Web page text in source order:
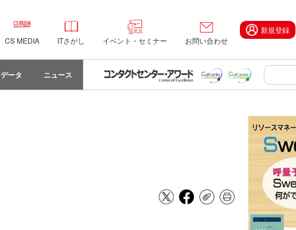
CS MEDIA ITさがし イベント・セミナー お問い合わせ
新規登録
データ ニュース